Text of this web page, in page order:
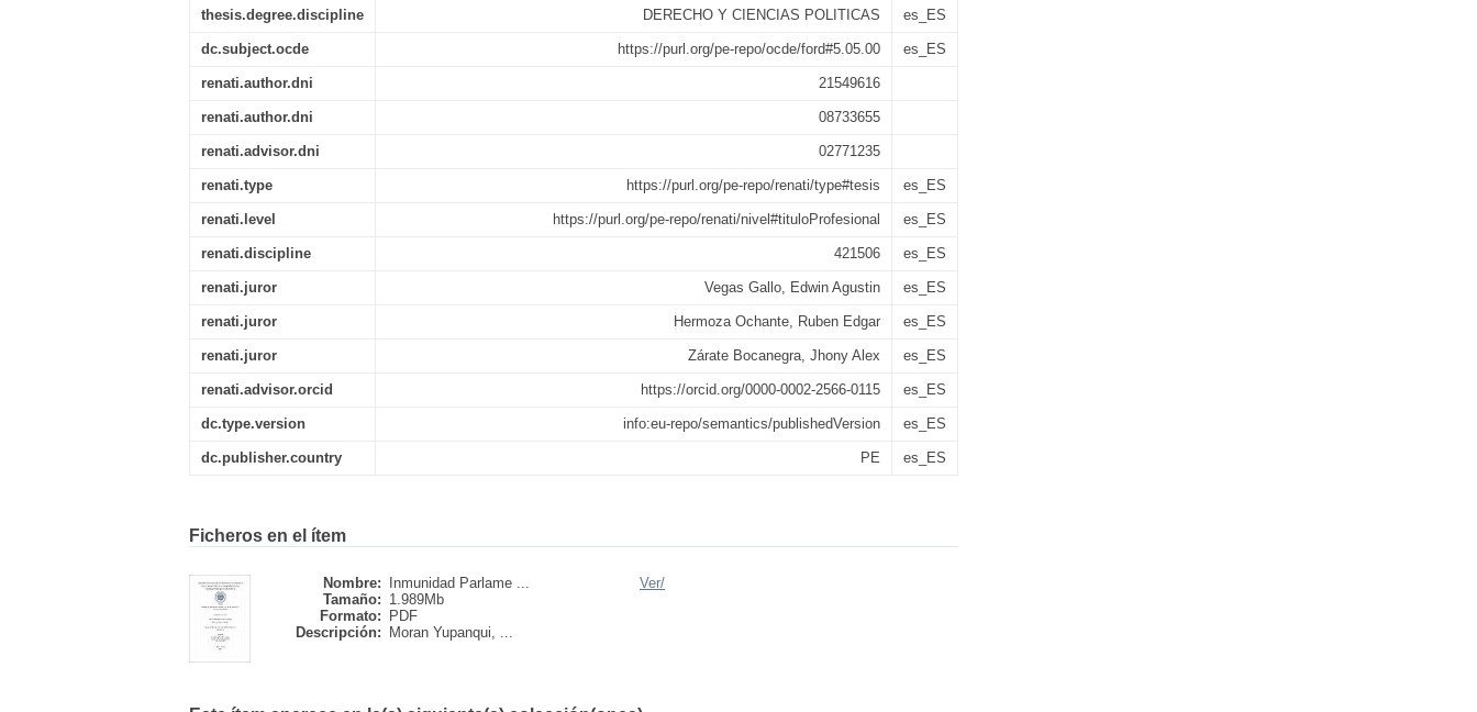
thesis.degree.discipline DERECHO Y CIENCIAS POLITICAS es_ES
dc.subject.ocde https://purl.org/pe-repo/ocde/ford#5.05.00 es_ES
renati.author.dni 21549616
renati.author.dni 08733655
renati.advisor.dni 02771235
renati.type https://purl.org/pe-repo/renati/type#tesis es_ES
renati.level https://purl.org/pe-repo/renati/nivel#tituloProfesional es_ES
renati.discipline 421506 es_ES
renati.juror Vegas Gallo, Edwin Agustin es_ES
renati.juror Hermoza Ochante, Ruben Edgar es_ES
renati.juror Zárate Bocanegra, Jhony Alex es_ES
renati.advisor.orcid https://orcid.org/0000-0002-2566-0115 es_ES
dc.type.version info:eu-repo/semantics/publishedVersion es_ES
dc.publisher.country PE es_ES
Ficheros en el ítem
Nombre:
Inmunidad Parlame ...
Tamaño: 1.989Mb
Formato:
PDF
Descripción:
Moran Yupanqui, ...
Ver/